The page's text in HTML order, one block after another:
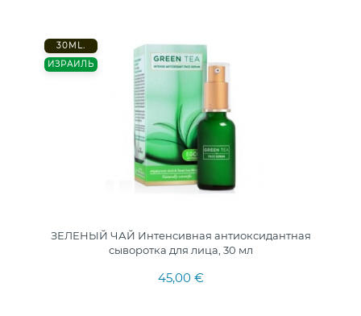
30ML.
ИЗРАИЛЬ
ЗЕЛЕНЫЙ ЧАЙ Интенсивная антиоксидантная
сыворотка для лица, 30 мл
45,00 €